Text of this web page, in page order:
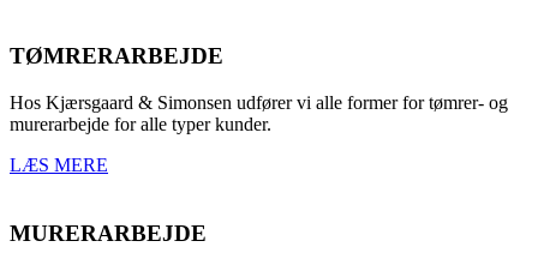
TØMRERARBEJDE
Hos Kjærsgaard & Simonsen udfører vi alle former for tømrer- og
murerarbejde for alle typer kunder.
LÆS MERE
MURERARBEJDE